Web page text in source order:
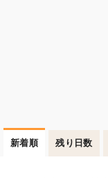
新着順 残り日数